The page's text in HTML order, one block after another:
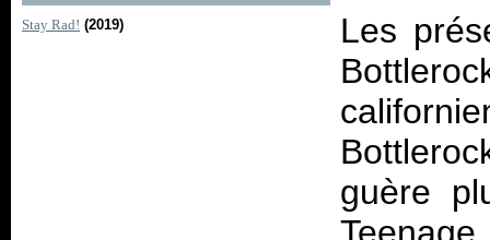
Stay Rad! (2019)
Les
guère